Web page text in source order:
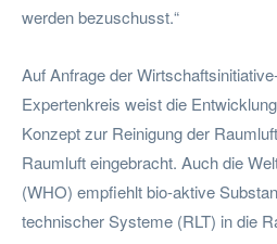
werden bezuschusst.“
Auf Anfrage der
Expertenkreis weist die
Konzept zur Reinigung der
Raumluft eingebracht. Auch die
(WHO) empfiehlt bio-aktive
technischer Systeme (RLT) in die